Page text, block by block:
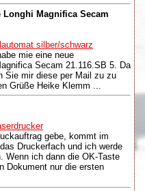
Magnifica Secam
silber/schwarz
mie eine neue
Secam 21.116.SB 5. Da
Sie mir diese per Mail zu zu
Grüße Heike Klemm ...
gebe, kommt im
Druckerfach und ich werde
Wenn ich dann die OK-Taste
Dokument nur die ersten